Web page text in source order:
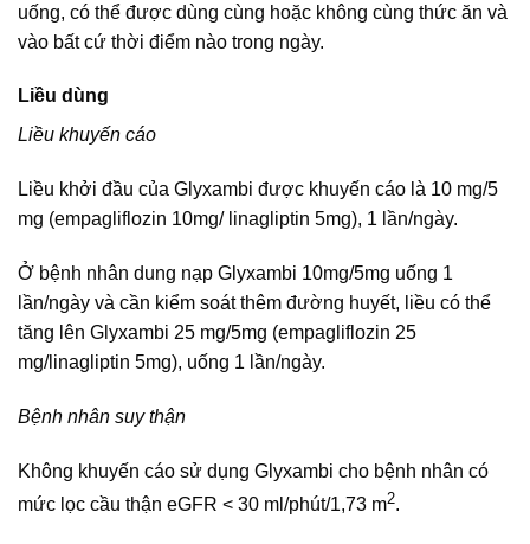
uống, có thể được dùng cùng hoặc không cùng thức ăn và
vào bất cứ thời điểm nào trong ngày.
Liều dùng
Liều khuyến cáo
Liều khởi đầu của Glyxambi được khuyến cáo là 10 mg/5
mg (empagliflozin 10mg/ linagliptin 5mg), 1 lần/ngày.
Ở bệnh nhân dung nạp Glyxambi 10mg/5mg uống 1
lần/ngày và cần kiểm soát thêm đường huyết, liều có thể
tăng lên Glyxambi 25 mg/5mg (empagliflozin 25
mg/linagliptin 5mg), uống 1 lần/ngày.
Bệnh nhân suy thận
Không khuyến cáo sử dụng Glyxambi cho bệnh nhân có
mức lọc cầu thận eGFR < 30 ml/phút/1,73 m2.